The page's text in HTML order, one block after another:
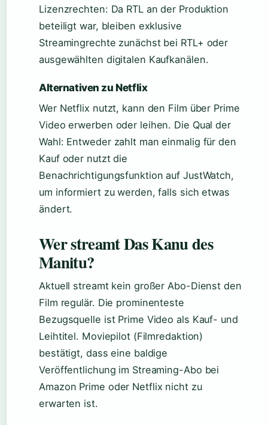
Lizenzrechten: Da RTL an der Produktion
beteiligt war, bleiben exklusive
Streamingrechte zunächst bei RTL+ oder
ausgewählten digitalen Kaufkanälen.
Alternativen zu Netflix
Wer Netflix nutzt, kann den Film über Prime
Video erwerben oder leihen. Die Qual der
Wahl: Entweder zahlt man einmalig für den
Kauf oder nutzt die
Benachrichtigungsfunktion auf JustWatch,
um informiert zu werden, falls sich etwas
ändert.
Wer streamt Das Kanu des
Manitu?
Aktuell streamt kein großer Abo-Dienst den
Film regulär. Die prominenteste
Bezugsquelle ist Prime Video als Kauf- und
Leihtitel. Moviepilot (Filmredaktion)
bestätigt, dass eine baldige
Veröffentlichung im Streaming-Abo bei
Amazon Prime oder Netflix nicht zu
erwarten ist.